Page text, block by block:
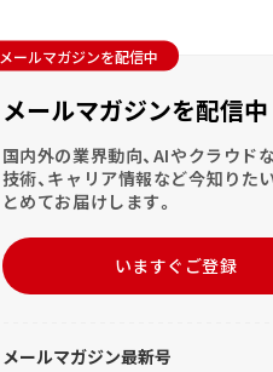
メールマガジンを配信中
メールマガジンを配信中
国内外の業界動向、AIやクラウド
技術、キャリア情報など今知りた
とめてお届けします。
いますぐご登録
メールマガジン最新号